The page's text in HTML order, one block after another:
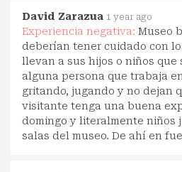
David Zarazua 1 year ago
Experiencia negativa: Museo
deberían tener cuidado con
llevan a sus hijos o niños que
alguna persona que trabaja
gritando, jugando y no dejan
visitante tenga una buena
domingo y literalmente niños
salas del museo. De ahí en